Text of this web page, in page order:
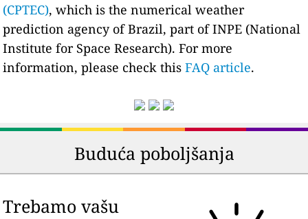
(CPTEC), which is the numerical weather
prediction agency of Brazil, part of INPE (National
Institute for Space Research). For more
information, please check thisFAQ article.
Buduća poboljšanja
Trebamo vašu